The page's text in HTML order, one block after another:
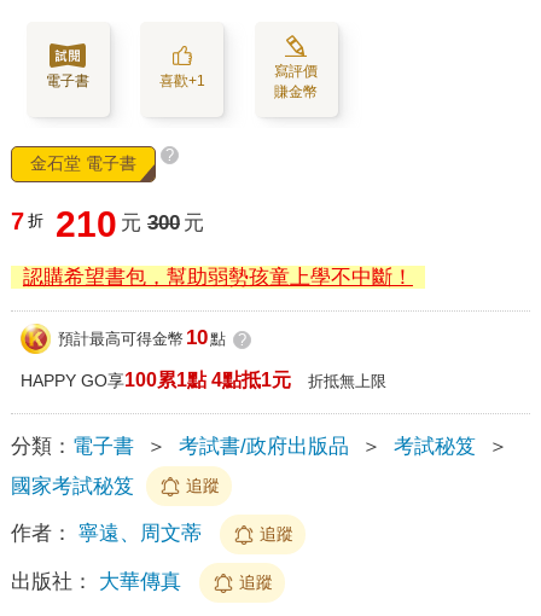
電子書 喜歡+1
寫評價
賺金幣
金石堂 電子書 ?
7 折 210 元 300 元
認購希望書包，幫助弱勢孩童上學不中斷！
預計最高可得金幣 10點 ?
HAPPY GO享100累1點 4點抵1元 折抵無上限
分類： 電子書 ＞ 考試書/政府出版品 ＞ 考試秘笈
＞
國家考試秘笈
追蹤
作者： 寧遠、周文蒂 追蹤
出版社： 大華傳真 追蹤